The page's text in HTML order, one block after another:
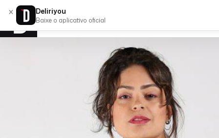
× Deliriyou
Baixe o aplicativo oficial